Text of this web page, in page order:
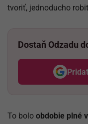
tvoriť, jednoducho
Dostaň Odzadu
To bolo obdobie plné